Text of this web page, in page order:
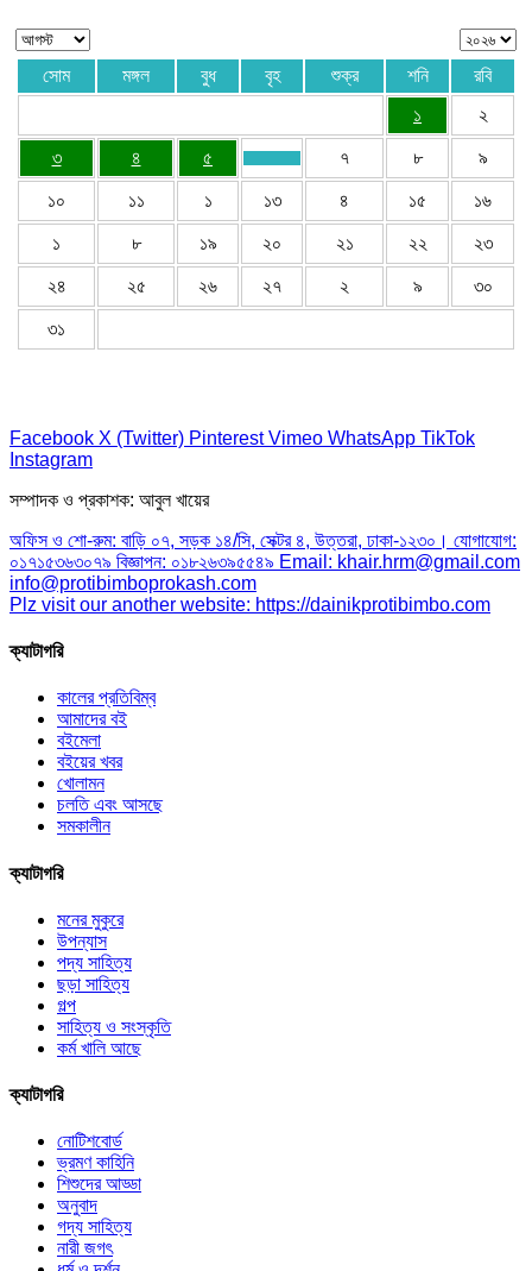
সোম মঙ্গল বুধ বৃহ শুক্র শনি
রবি
১
২
৩ ৪ ৫ ৭ ৮ ৯
১০ ১১ ১ ১৩ ৪ ১৫ ১৬
১ ৮ ১৯ ২০ ২১ ২২ ২৩
২৪ ২৫ ২৬ ২৭ ২ ৯ ৩০
৩১
Facebook X (Twitter) Pinterest Vimeo WhatsApp TikTok
Instagram
সম্পাদক ও প্রকাশক: আবুল খায়ের
অফিস ও শো-রুম: বাড়ি ০৭, সড়ক ১৪/সি, সেক্টর ৪, উত্তরা, ঢাকা-১২৩০। যোগাযোগ:
০১৭১৫৩৬৩০৭৯ বিজ্ঞাপন: ০১৮২৬৩৯৫৫৪৯ Email: khair.hrm@gmail.com
info@protibimboprokash.com
Plz visit our another website: https://dainikprotibimbo.com
ক্যাটাগরি
কালের প্রতিবিম্ব
আমাদের বই
বইমেলা
বইয়ের খবর
খোলামন
চলতি এবং আসছে
সমকালীন
ক্যাটাগরি
মনের মুকুরে
উপন্যাস
পদ্য সাহিত্য
ছড়া সাহিত্য
গল্প
সাহিত্য ও সংস্কৃতি
কর্ম খালি আছে
ক্যাটাগরি
নোটিশবোর্ড
ভ্রমণ কাহিনি
শিশুদের আড্ডা
অনুবাদ
গদ্য সাহিত্য
নারী জগৎ